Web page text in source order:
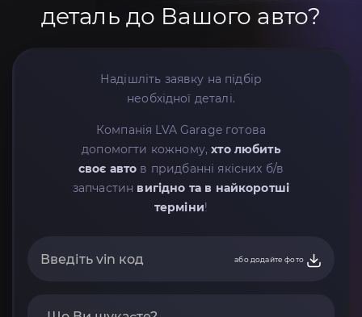
деталь до Вашого авто?
Надішліть заявку на підбір
необхідної деталі.
Компанія LVA Garage готова
допомогти кожному,хто любить
своє авто в придбанні якісних б/в
запчастин вигідно та в найкоротші
терміни!
або додайте фото